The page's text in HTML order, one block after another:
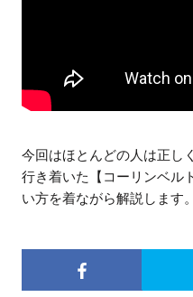
今回はほとんどの人は正し
行き着いた【コーリンベル
い方を着ながら解説します。